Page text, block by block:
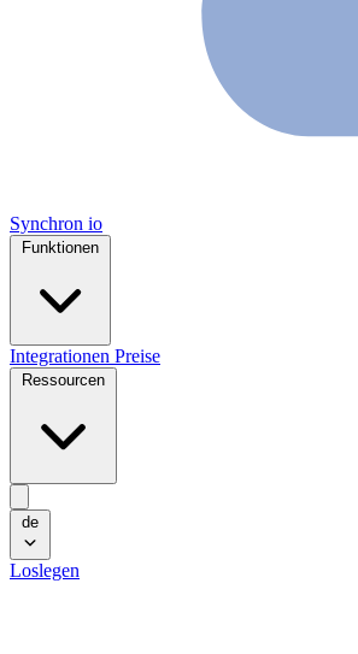
Synchron io
Integrationen Preise
de
Loslegen